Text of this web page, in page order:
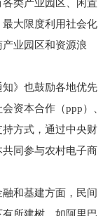
类产业园区、闲置
大限度利用社会化
业园区和资源浪
》也鼓励各地优先
资本合作（ppp）、
方式，通过中央财
同参与农村电子商
和基建方面，民间